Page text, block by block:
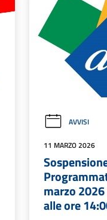
AVVISI
11 MARZO 2026
marzo
alle ore